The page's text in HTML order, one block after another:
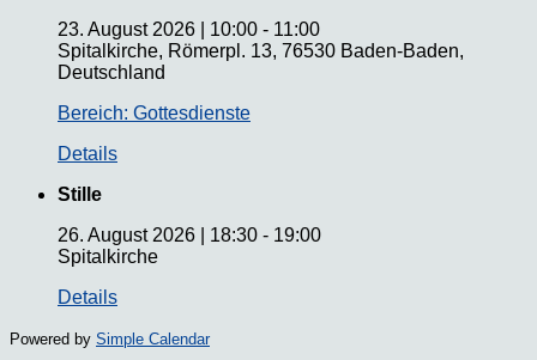
23. August 2026
10:00 - 11:00
Spitalkirche, Römerpl. 13, 76530 Baden-Baden,
Deutschland
Bereich: Gottesdienste
Details
Stille
26. August 2026
18:30 - 19:00
Spitalkirche
Details
Powered by Simple Calendar